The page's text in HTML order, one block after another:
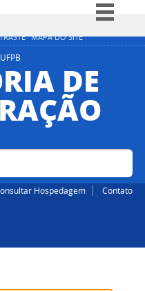
MAPA DO SITE
Simplifique!
Participe
Acesso à informação
Legislação
DE
Hospedagem Contato